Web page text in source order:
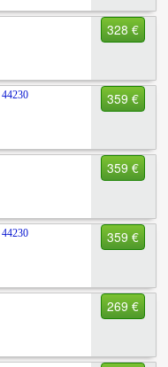
328 €
359 €
44230
359 €
359 €
44230
269 €